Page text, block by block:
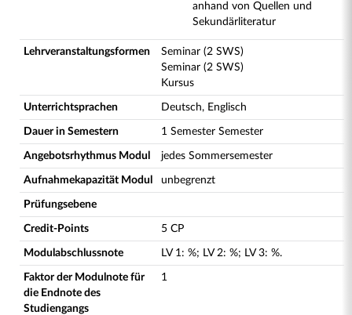
anhand von Quellen und
Sekundärliteratur
Lehrveranstaltungsformen
Seminar (2 SWS)
Seminar (2 SWS)
Kursus
Unterrichtsprachen Deutsch, Englisch
Dauer in Semestern 1 Semester Semester
Angebotsrhythmus Modul jedes Sommersemester
Aufnahmekapazität Modul unbegrenzt
Prüfungsebene
Credit-Points 5 CP
Modulabschlussnote LV 1: %; LV 2: %; LV 3: %.
Faktor der Modulnote für
die Endnote des
Studiengangs
1